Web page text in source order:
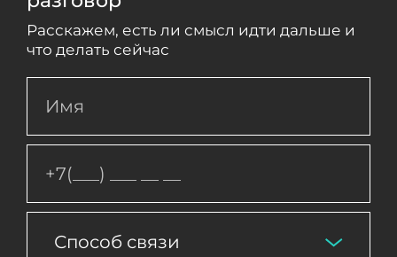
Расскажем, есть ли смысл идти дальше и
что делать сейчас
Способ связи